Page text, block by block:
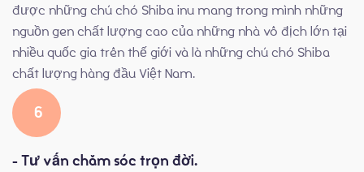
được những chú chó Shiba inu mang trong mình những
nguồn gen chất lượng cao của những nhà vô địch lớn tại
nhiều quốc gia trên thế giới và là những chú chó Shiba
chất lượng hàng đầu Việt Nam.
6
- Tư vấn chăm sóc trọn đời.